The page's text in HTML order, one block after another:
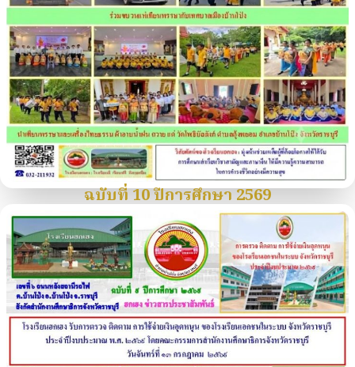
ฉบับที่ 10 ปีการศึกษา 2569